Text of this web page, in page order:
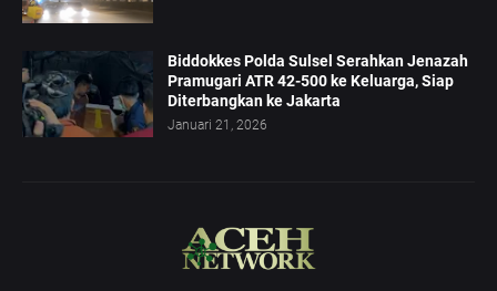
Biddokkes Polda Sulsel Serahkan Jenazah
Pramugari ATR 42-500 ke Keluarga, Siap
Diterbangkan ke Jakarta
Januari 21, 2026